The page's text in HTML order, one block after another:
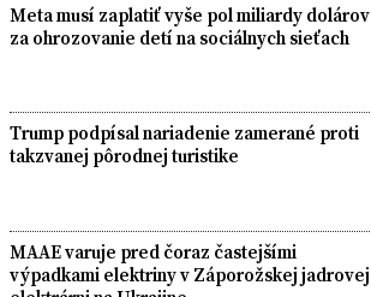
Meta musí zaplatiť vyše pol miliardy dolárov
za ohrozovanie detí na sociálnych sieťach
Trump podpísal nariadenie zamerané proti
takzvanej pôrodnej turistike
MAAE varuje pred čoraz častejšími
výpadkami elektriny v Záporožskej jadrovej